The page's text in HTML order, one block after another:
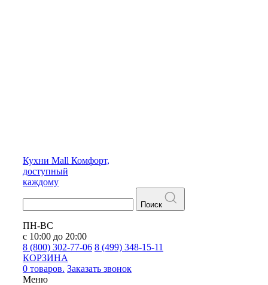
Кухни Mall Комфорт,
доступный
каждому
Поиск
ПН-ВС
с 10:00 до 20:00
8 (800) 302-77-06 8 (499) 348-15-11
КОРЗИНА
0 товаров. Заказать звонок
Меню